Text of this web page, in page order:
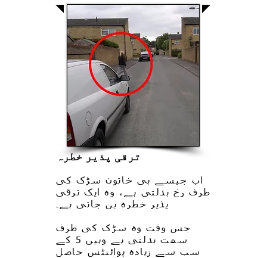
ترقی پذیر خطرہ
اب جیسے ہی خاتون سڑک کی
طرف رخ بدلتی ہے، وہ ایک ترقی
پذیر خطرہ بن جاتی ہے۔
جس وقت وہ سڑک کی طرف
سمت بدلتی ہے وہیں 5 کے
سب سے زیادہ پوائنٹس حاصل